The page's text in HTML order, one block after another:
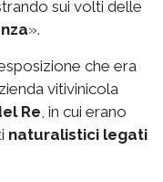
sui volti delle
».
che era
vitivinicola
Re , in cui erano
naturalistici legati